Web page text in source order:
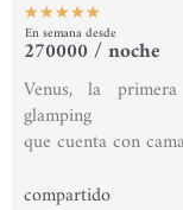
★ ★ ★ ★ ★
Valorado
con
5
En semana desde
270000 / noche
Venus, la
glamping
que cuenta con
compartido